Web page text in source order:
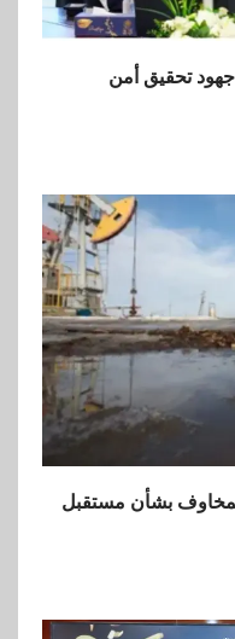
جهود تحقيق أمن
بشأن مستقبل